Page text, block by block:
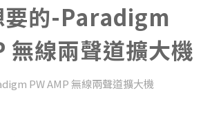
要的-Paradigm
無線兩聲道擴大機​
PW AMP 無線兩聲道擴大機​